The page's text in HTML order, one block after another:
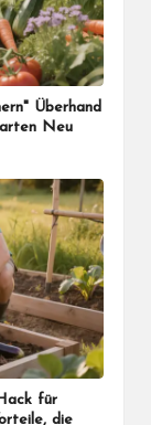
Überhand
Neu
für
die